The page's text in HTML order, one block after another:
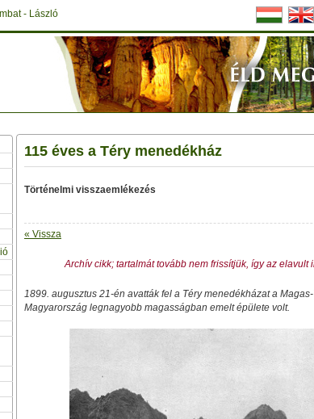
- László
115 éves a Téry menedékház
Történelmi visszaemlékezés
« Vissza
Archív cikk; tartalmát tovább nem frissítjük, így az elavult
1899. augusztus 21-én avatták fel a Téry menedékházat a
Magyarország legnagyobb magasságban emelt épülete volt.